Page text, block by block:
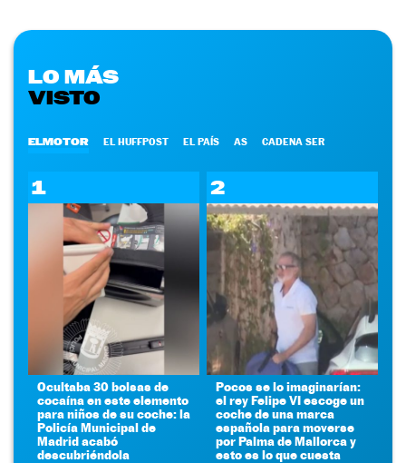
LO MÁS
VISTO
ELMOTOR EL HUFFPOST EL PAÍS AS CADENA SER
1
Ocultaba 30 bolsas de
cocaína en este elemento
para niños de su coche: la
Policía Municipal de
Madrid acabó
descubriéndola
2
Pocos se lo imaginarían:
el rey Felipe VI escoge un
coche de una marca
española para moverse
por Palma de Mallorca y
esto es lo que cuesta